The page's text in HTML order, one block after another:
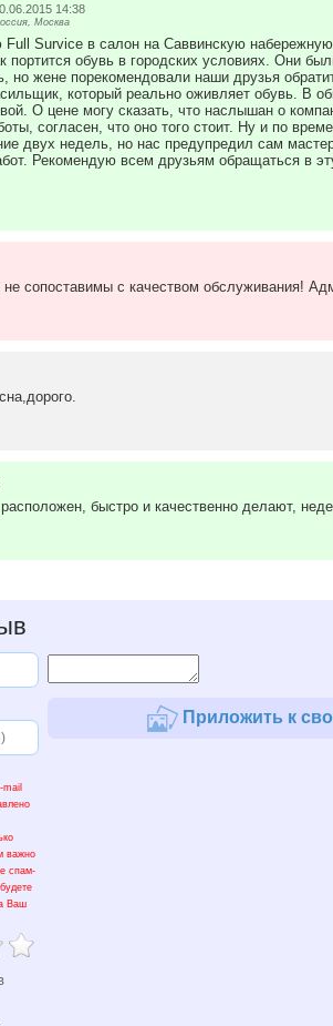
14:38
Москва
Survice в салон на Саввинскую
портится обувь в городских условиях. Они
но жене порекомендовали наши друзья
который реально оживляет обувь. В
О цене могу сказать, что наслышан о
согласен, что оно того стоит. Ну и по
двух недель, но нас предупредил сам
Рекомендую всем друзьям обращаться в
сопоставимы с качеством обслуживания!
быстро и качественно делают,
mail
важно
спам-
Ваш
Приложить к